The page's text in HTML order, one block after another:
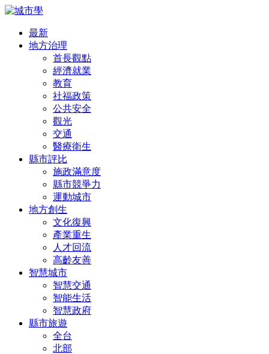
最新
地方治理
首長觀點
經濟就業
教育
社福政策
公共安全
觀光
交通
醫療衛生
縣市評比
施政滿意度
縣市競爭力
運動城市
地方創生
文化復興
產業重生
人才回流
高齡友善
智慧城市
智慧交通
智能生活
智慧政府
縣市旅遊
全台
北部